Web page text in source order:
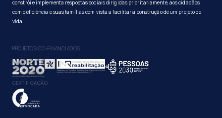
constrói e implementa respostas sociais dirigidas prioritariamente, aos cidadãos
com deficiência e suas famílias com vista a facilitar a construção de um projeto de
vida.
PROJETOS CO-FINANCIADOS
CERTIFICAÇÃO